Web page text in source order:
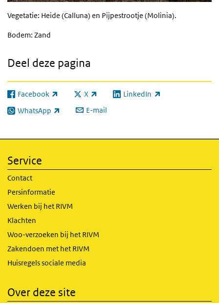
Vegetatie: Heide (Calluna) en Pijpestrootje (Molinia).
Bodem: Zand
Deel deze pagina
Facebook
(externe link) X
(externe link) LinkedIn
(externe link)
WhatsApp
(externe link) E-mail
Service
Contact
Persinformatie
Werken bij het RIVM
Klachten
Woo-verzoeken bij het RIVM
Zakendoen met het RIVM
Huisregels sociale media
Over deze site